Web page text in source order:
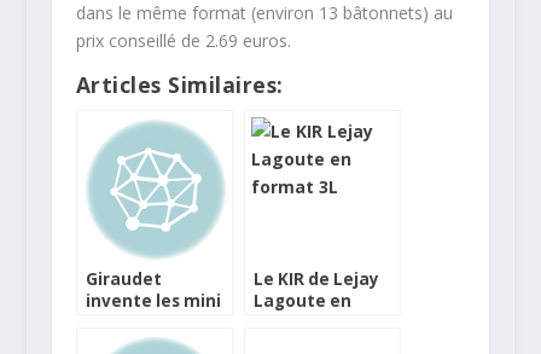
dans le même format (environ 13 bâtonnets) au
prix conseillé de 2.69 euros.
Articles Similaires:
Giraudet
invente les mini
des apéros
Le KIR de Lejay
Lagoute en